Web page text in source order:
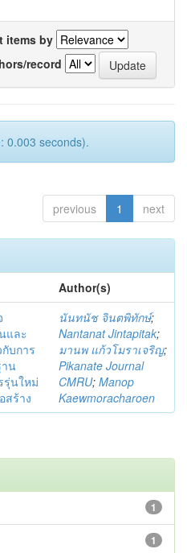
items by
record
0.003 seconds).
previous 1 next
Author(s)
และ
บการ
น
รุ่นใหม่
สร้าง
นันทนัช จินตพิทักษ์;
Nantanat Jintapitak;
มานพ แก้วโมราเจริญ;
Pikanate Journal
CMRU; Manop
Kaewmoracharoen
1
1